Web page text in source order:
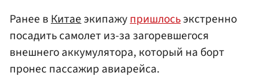
Ранее в Китаеэкипажупришлосьэкстренно
посадить самолет из-за загоревшегося
внешнего аккумулятора, который на борт
пронес пассажир авиарейса.